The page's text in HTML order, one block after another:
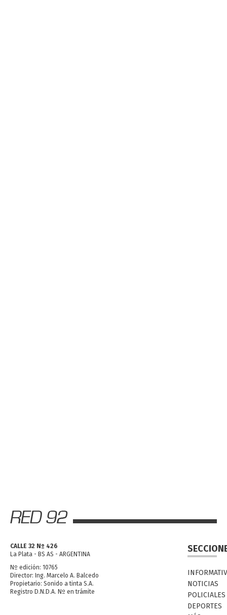
CALLE 32 Nº 426
La Plata - BS AS - ARGENTINA
Nº edición: 10765
Director: Ing. Marcelo A. Balcedo
Propietario: Sonido a tinta S.A.
Registro D.N.D.A. Nº en trámite
NOTICIAS
POLICIALES
DEPORTES